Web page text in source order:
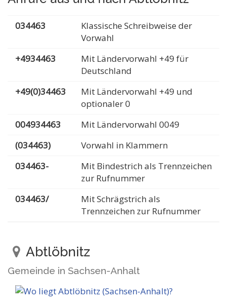
034463
Klassische Schreibweise der
Vorwahl
+4934463
Mit Ländervorwahl +49 für
Deutschland
+49(0)34463
Mit Ländervorwahl +49 und
optionaler 0
004934463
Mit Ländervorwahl 0049
(034463)
Vorwahl in Klammern
034463-
Mit Bindestrich als Trennzeichen
zur Rufnummer
034463/
Mit Schrägstrich als
Trennzeichen zur Rufnummer
Abtlöbnitz
Gemeinde in Sachsen-Anhalt